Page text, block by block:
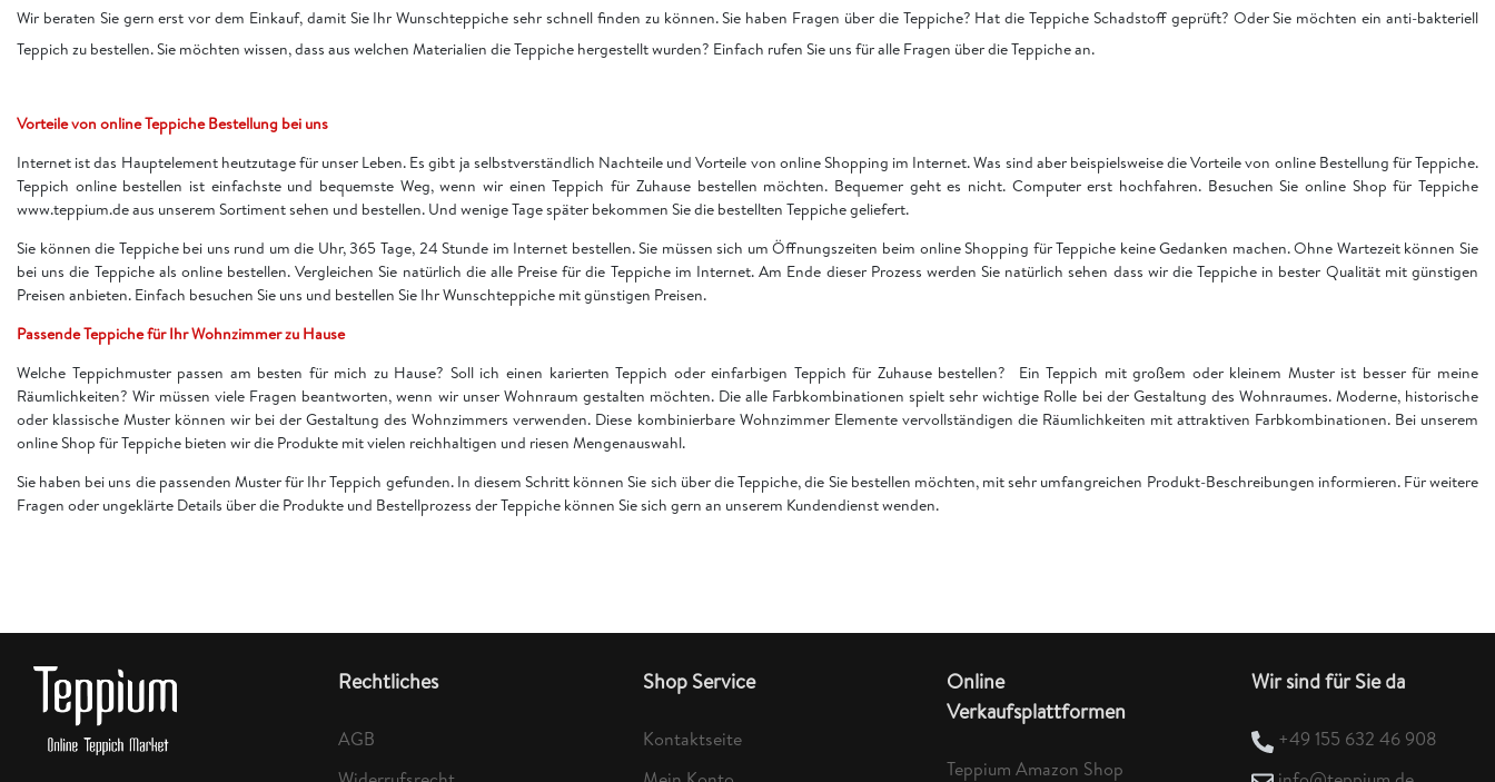
Wir beraten Sie gern erst vor dem Einkauf, damit Sie Ihr Wunschteppiche sehr schnell finden zu können. Sie haben Fragen über die Teppiche? Hat die Teppiche Schadstoff geprüft? Oder Sie möchten ein anti-bakteriell
Teppich zu bestellen. Sie möchten wissen, dass aus welchen Materialien die Teppiche hergestellt wurden? Einfach rufen Sie uns für alle Fragen über die Teppiche an.
Vorteile von online Teppiche Bestellung bei uns
Internet ist das Hauptelement heutzutage für unser Leben. Es gibt ja selbstverständlich Nachteile und Vorteile von online Shopping im Internet. Was sind aber beispielsweise die Vorteile von online Bestellung für Teppiche.
Teppich online bestellen ist einfachste und bequemste Weg, wenn wir einen Teppich für Zuhause bestellen möchten. Bequemer geht es nicht. Computer erst hochfahren. Besuchen Sie online Shop für Teppiche
www.teppium.de aus unserem Sortiment sehen und bestellen. Und wenige Tage später bekommen Sie die bestellten Teppiche geliefert.
Sie können die Teppiche bei uns rund um die Uhr, 365 Tage, 24 Stunde im Internet bestellen. Sie müssen sich um Öffnungszeiten beim online Shopping für Teppiche keine Gedanken machen. Ohne Wartezeit können Sie
bei uns die Teppiche als online bestellen. Vergleichen Sie natürlich die alle Preise für die Teppiche im Internet. Am Ende dieser Prozess werden Sie natürlich sehen dass wir die Teppiche in bester Qualität mit günstigen
Preisen anbieten. Einfach besuchen Sie uns und bestellen Sie Ihr Wunschteppiche mit günstigen Preisen.
Passende Teppiche für Ihr Wohnzimmer zu Hause
Welche Teppichmuster passen am besten für mich zu Hause? Soll ich einen karierten Teppich oder einfarbigen Teppich für Zuhause bestellen? Ein Teppich mit großem oder kleinem Muster ist besser für meine
Räumlichkeiten? Wir müssen viele Fragen beantworten, wenn wir unser Wohnraum gestalten möchten. Die alle Farbkombinationen spielt sehr wichtige Rolle bei der Gestaltung des Wohnraumes. Moderne, historische
oder klassische Muster können wir bei der Gestaltung des Wohnzimmers verwenden. Diese kombinierbare Wohnzimmer Elemente vervollständigen die Räumlichkeiten mit attraktiven Farbkombinationen. Bei unserem
online Shop für Teppiche bieten wir die Produkte mit vielen reichhaltigen und riesen Mengenauswahl.
Sie haben bei uns die passenden Muster für Ihr Teppich gefunden. In diesem Schritt können Sie sich über die Teppiche, die Sie bestellen möchten, mit sehr umfangreichen Produkt-Beschreibungen informieren. Für weitere
Fragen oder ungeklärte Details über die Produkte und Bestellprozess der Teppiche können Sie sich gern an unserem Kundendienst wenden.
Rechtliches
AGB
Shop Service
Kontaktseite
Online
Verkaufsplattformen
Teppium Amazon Shop
Wir sind für Sie da
+49 155 632 46 908